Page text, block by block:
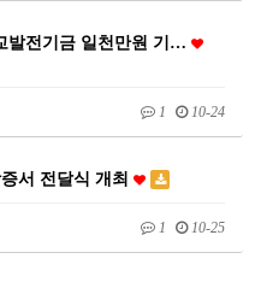
발전기금 일천만원 기…
1 10-24
서 전달식 개최
1 10-25